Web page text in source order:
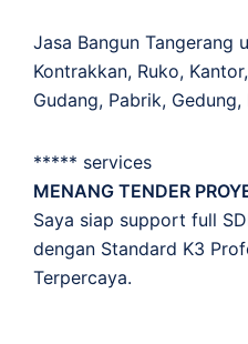
Jasa Bangun Tangerang
Kontrakkan, Ruko,
Gudang, Pabrik,
***** services
MENANG TENDER
Saya siap support full
dengan Standard K3
Terpercaya.